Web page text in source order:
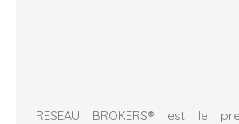
RESEAU BROKERS® est le